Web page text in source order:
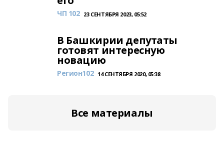
ЧП 102 23 СЕНТЯБРЯ 2023, 05:52
В Башкирии депутаты
готовят интересную
новацию
Регион102 14 СЕНТЯБРЯ 2020, 05:38
Все материалы